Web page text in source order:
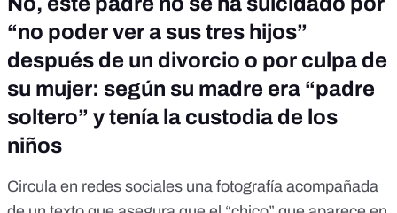
“no poder ver a sus tres hijos”
después de un divorcio o por culpa de
su mujer: según su madre era “padre
soltero” y tenía la custodia de los
niños
Circula en redes sociales una fotografía acompañada